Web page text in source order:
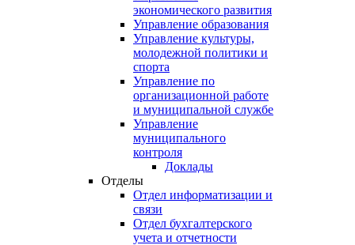
экономического развития
Управление образования
Управление культуры,
молодежной политики и
спорта
Управление по
организационной работе
и муниципальной службе
Управление
муниципального
контроля
Доклады
Отделы
Отдел информатизации и
связи
Отдел бухгалтерского
учета и отчетности